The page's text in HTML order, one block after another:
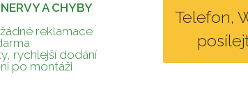
A CHYBY
reklamace
rychlejší dodání
po montáži
Telefon,